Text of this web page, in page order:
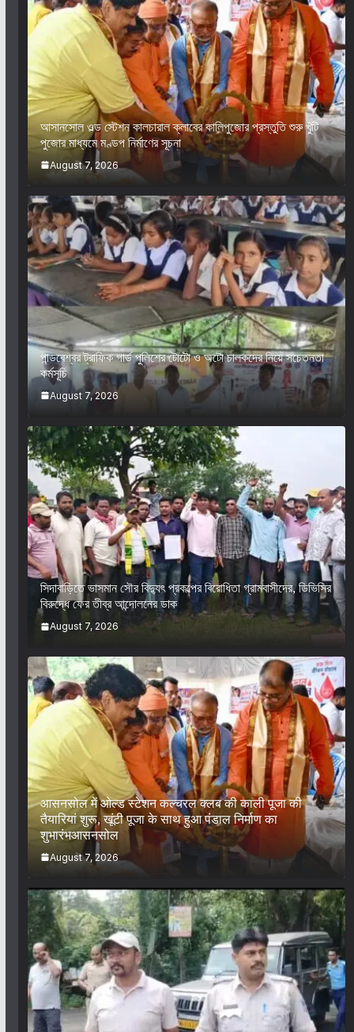
আসানসোল ওল্ড স্টেশন কালচারাল ক্লাবের কালিপুজোর প্রস্তুতি শুরু খুঁটি
পুজোর মাধ্যমে মণ্ডপ নির্মাণের সূচনা
August 7, 2026
পান্ডবেশ্বর ট্রাফিক গার্ড পুলিশের টোটো ও অটো চালকদের নিয়ে সচেতনতা
কর্মসূচি
August 7, 2026
সিদাবাড়িতে ভাসমান সৌর বিদ্যুৎ প্রকল্পের বিরোধিতা গ্রামবাসীদের, ডিভিসির
বিরুদ্ধে ফের তীব্র আন্দোলনের ডাক
August 7, 2026
आसनसोल में ओल्ड स्टेशन कल्चरल क्लब की काली पूजा की
तैयारियां शुरू, खूंटी पूजा के साथ हुआ पंडाल निर्माण का
शुभारंभआसनसोल
August 7, 2026